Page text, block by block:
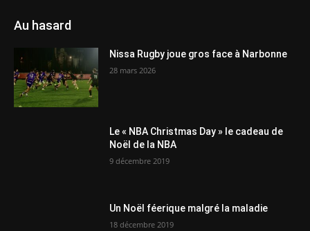
Au hasard
Nissa Rugby joue gros face à Narbonne
28 mars 2026
Le « NBA Christmas Day » le cadeau de
Noël de la NBA
9 décembre 2019
Un Noël féerique malgré la maladie
18 décembre 2019